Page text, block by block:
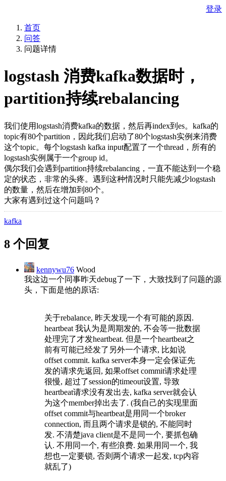
登录
首页
问答
问题详情
logstash 消费kafka数据时，
partition持续rebalancing
我们使用logstash消费kafka的数据，然后再index到es。kafka的
topic有80个partition，因此我们启动了80个logstash实例来消费
这个topic。每个logstash kafka input配置了一个thread，所有的
logstash实例属于一个group id。
偶尔我们会遇到partition持续rebalancing，一直不能达到一个稳
定的状态，非常的头疼。遇到这种情况时只能先减少logstash
的数量，然后在增加到80个。
大家有遇到过这个问题吗？
kafka
8 个回复
kennywu76 Wood
我这边一个同事昨天debug了一下，大致找到了问题的源
头，下面是他的原话:
关于rebalance, 昨天发现一个有可能的原因.
heartbeat 我认为是周期发的, 不会等一批数据
处理完了才发heartbeat. 但是一个heartbeat之
前有可能已经发了另外一个请求, 比如说
offset commit. kafka server本身一定会保证先
发的请求先返回, 如果offset commit请求处理
很慢, 超过了session的timeout设置, 导致
heartbeat请求没有发出去, kafka server就会认
为这个member掉出去了. (我自己的实现里面
offset commit与heartbeat是用同一个broker
connection, 而且两个请求是锁的, 不能同时
发. 不清楚java client是不是同一个, 要抓包确
认. 不用同一个, 有些浪费. 如果用同一个, 我
想也一定要锁, 否则两个请求一起发, tcp内容
就乱了)